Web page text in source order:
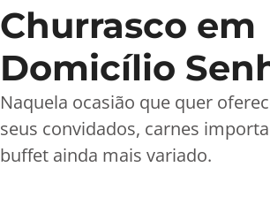
Churrasco em
Domicílio
Naquela ocasião que quer
seus convidados, carnes
buffet ainda mais variado.